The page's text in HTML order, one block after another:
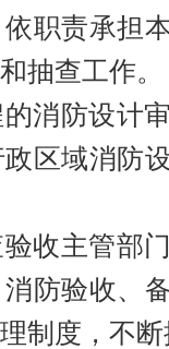
职责承担
抽查工作。
消防设计
区域消防
收主管部
防验收、
制度，不